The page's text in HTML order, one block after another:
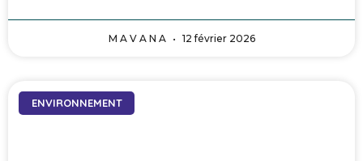
M A V A N A 12 février 2026
ENVIRONNEMENT